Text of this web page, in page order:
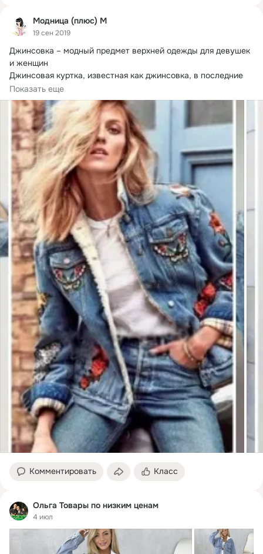
Модница (плюс) М
19 сен 2019
Джинсовка – модный предмет верхней одежды для девушек
и женщин
Джинсовая куртка, известная как джинсовка, в последние
годы стала одним...
Показать еще
Комментировать Класс
Ольга Товары по низким ценам
4 июл